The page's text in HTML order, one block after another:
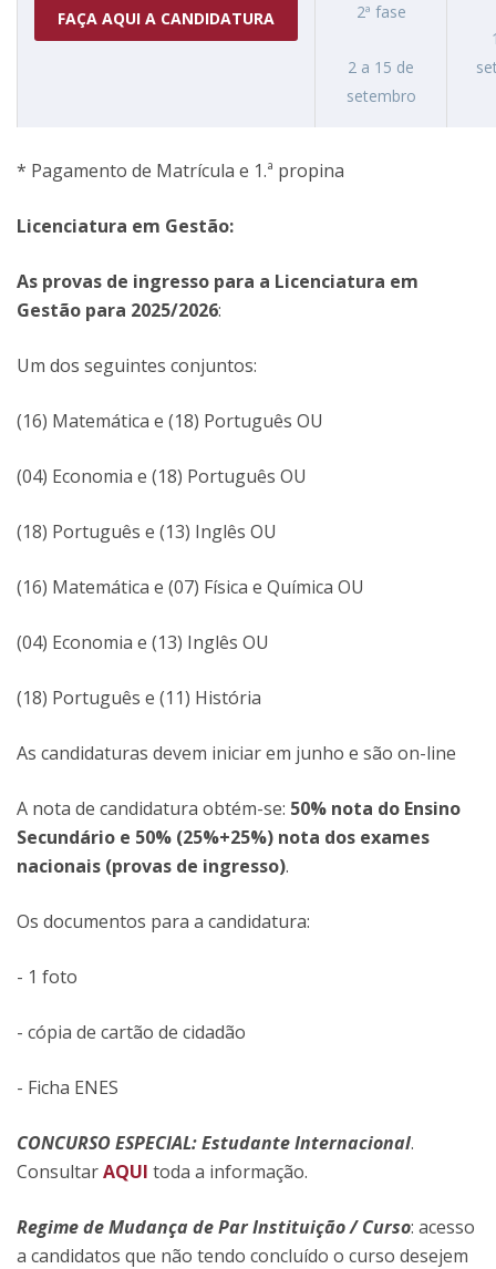
FAÇA AQUI A CANDIDATURA 2ª fase
2 a 15 de
setembro
* Pagamento de Matrícula e 1.ª propina
Licenciatura em Gestão:
As provas de ingresso para a Licenciatura em
Gestão para 2025/2026:
Um dos seguintes conjuntos:
(16) Matemática e (18) Português OU
(04) Economia e (18) Português OU
(18) Português e (13) Inglês OU
(16) Matemática e (07) Física e Química OU
(04) Economia e (13) Inglês OU
(18) Português e (11) História
As candidaturas devem iniciar em junho e são on-line
A nota de candidatura obtém-se: 50% nota do Ensino
Secundário e 50% (25%+25%) nota dos exames
nacionais (provas de ingresso).
Os documentos para a candidatura:
- 1 foto
- cópia de cartão de cidadão
- Ficha ENES
CONCURSO ESPECIAL: Estudante Internacional.
ConsultarAQUI toda a informação.
Regime de Mudança de Par Instituição / Curso: acesso
a candidatos que não tendo concluído o curso desejem